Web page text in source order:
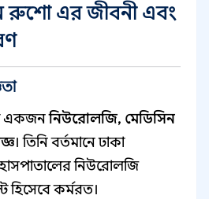
রুশো এর জীবনী এবং
একজননিউরোলজি, মেডিসিন
। তিনি বর্তমানে ঢাকা
নিউরোলজি
হিসেবে কর্মরত।